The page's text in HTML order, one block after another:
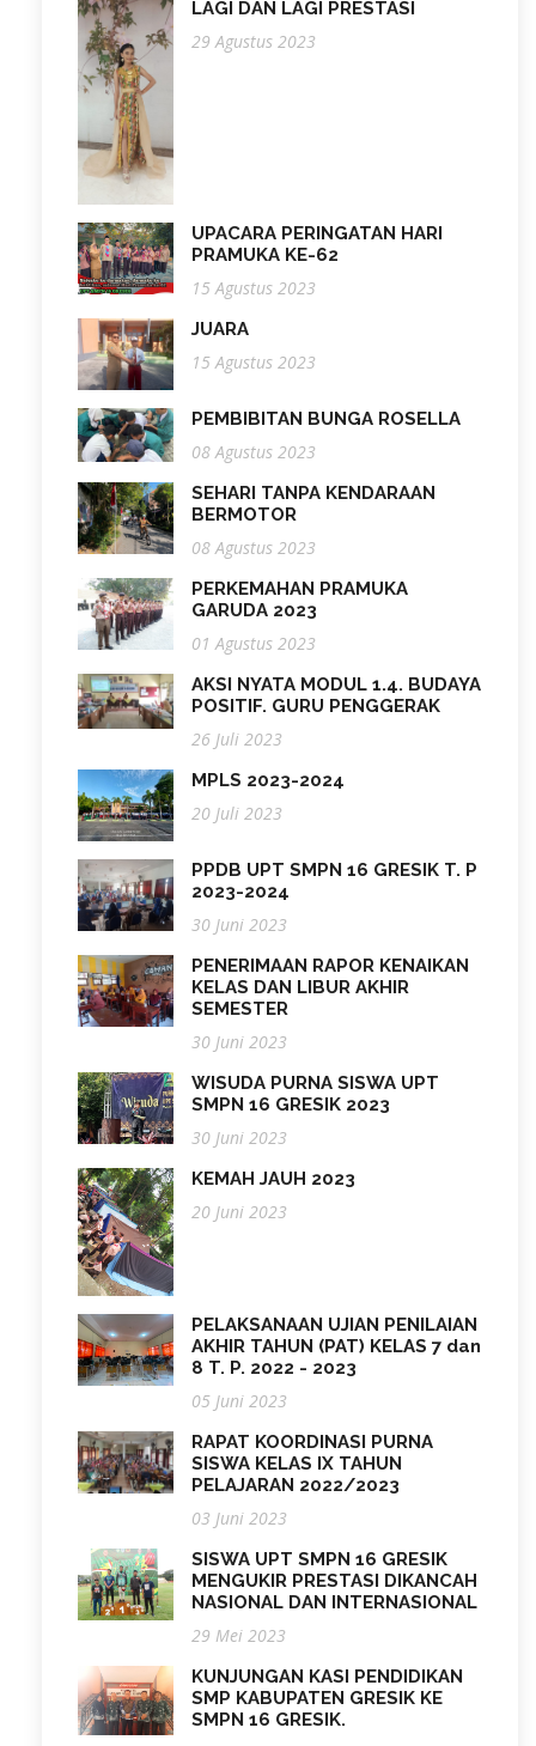
LAGI DAN LAGI PRESTASI
29 Agustus 2023
UPACARA PERINGATAN HARI
PRAMUKA KE-62
15 Agustus 2023
JUARA
15 Agustus 2023
PEMBIBITAN BUNGA ROSELLA
08 Agustus 2023
SEHARI TANPA KENDARAAN
BERMOTOR
08 Agustus 2023
PERKEMAHAN PRAMUKA
GARUDA 2023
01 Agustus 2023
AKSI NYATA MODUL 1.4. BUDAYA
POSITIF. GURU PENGGERAK
26 Juli 2023
MPLS 2023-2024
20 Juli 2023
PPDB UPT SMPN 16 GRESIK T. P
2023-2024
30 Juni 2023
PENERIMAAN RAPOR KENAIKAN
KELAS DAN LIBUR AKHIR
SEMESTER
30 Juni 2023
WISUDA PURNA SISWA UPT
SMPN 16 GRESIK 2023
30 Juni 2023
KEMAH JAUH 2023
20 Juni 2023
PELAKSANAAN UJIAN PENILAIAN
AKHIR TAHUN (PAT) KELAS 7 dan
8 T. P. 2022 - 2023
05 Juni 2023
RAPAT KOORDINASI PURNA
SISWA KELAS IX TAHUN
PELAJARAN 2022/2023
03 Juni 2023
SISWA UPT SMPN 16 GRESIK
MENGUKIR PRESTASI DIKANCAH
NASIONAL DAN INTERNASIONAL
29 Mei 2023
KUNJUNGAN KASI PENDIDIKAN
SMP KABUPATEN GRESIK KE
SMPN 16 GRESIK.